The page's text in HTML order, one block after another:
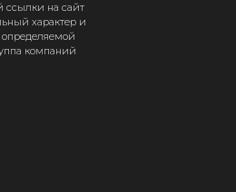
ссылки на сайт
характер и
компаний